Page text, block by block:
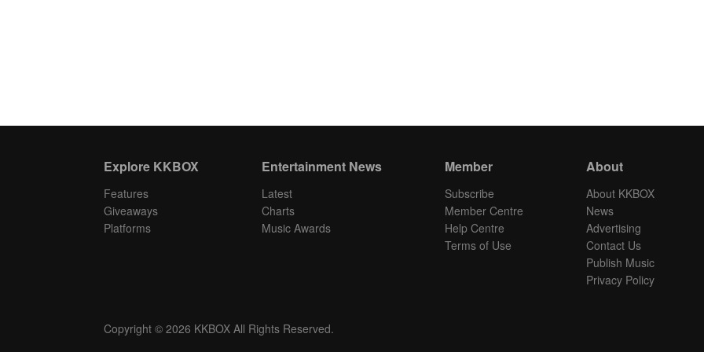
Explore KKBOX
Features
Giveaways
Platforms
Entertainment News
Latest
Charts
Music Awards
Member
Subscribe
Member Centre
Help Centre
Terms of Use
About
About KKBOX
News
Advertising
Contact Us
Publish Music
Privacy Policy
Copyright © 2026 KKBOX All Rights Reserved.